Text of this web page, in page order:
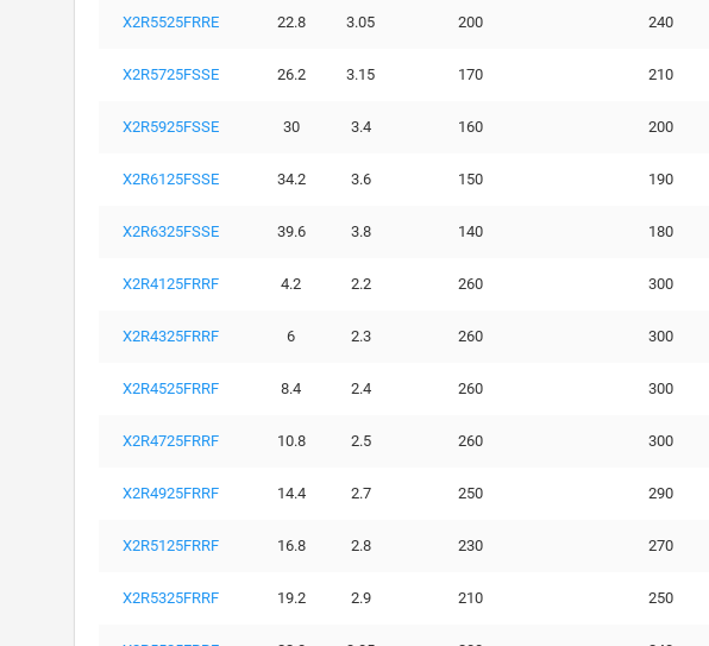
X2R5525FRRE 22.8 3.05 200 240
X2R5725FSSE 26.2 3.15 170 210
X2R5925FSSE 30 3.4 160 200
X2R6125FSSE 34.2 3.6 150 190
X2R6325FSSE 39.6 3.8 140 180
X2R4125FRRF 4.2 2.2 260 300
X2R4325FRRF 6 2.3 260 300
X2R4525FRRF 8.4 2.4 260 300
X2R4725FRRF 10.8 2.5 260 300
X2R4925FRRF 14.4 2.7 250 290
X2R5125FRRF 16.8 2.8 230 270
X2R5325FRRF 19.2 2.9 210 250